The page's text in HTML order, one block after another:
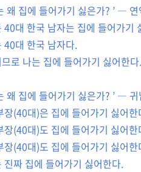
왜 집에 들어가기 싫은가? ’ ―
40대 한국 남자는 집에 들어가기
40대 한국 남자다.
로 나는 집에 들어가기 싫어한다.
왜 집에 들어가기 싫은가? ’ ―
장(40대)은 집에 들어가기 싫어한
장(40대)도 집에 들어가기 싫어한
장(40대)도 집에 들어가기 싫어한
진짜 집에 들어가기 싫어한다.